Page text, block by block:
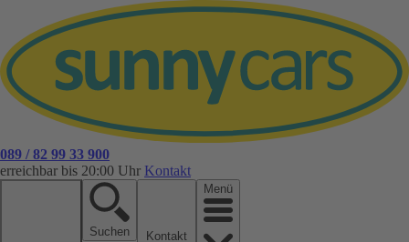
089 / 82 99 33 900
erreichbar bis 20:00 Uhr Kontakt
Suchen
Menü